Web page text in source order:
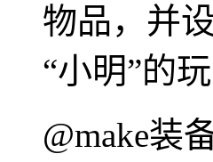
物品，并
“小明”的
@make装